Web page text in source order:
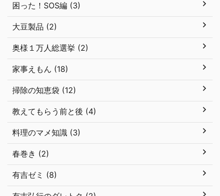
困った！SOS編 (3)
大豆製品 (2)
奥様１万人総選挙 (2)
家事えもん (18)
掃除の知恵袋 (12)
教えてもらう前と後 (4)
料理のマメ知識 (3)
春巻き (2)
有吉ゼミ (8)